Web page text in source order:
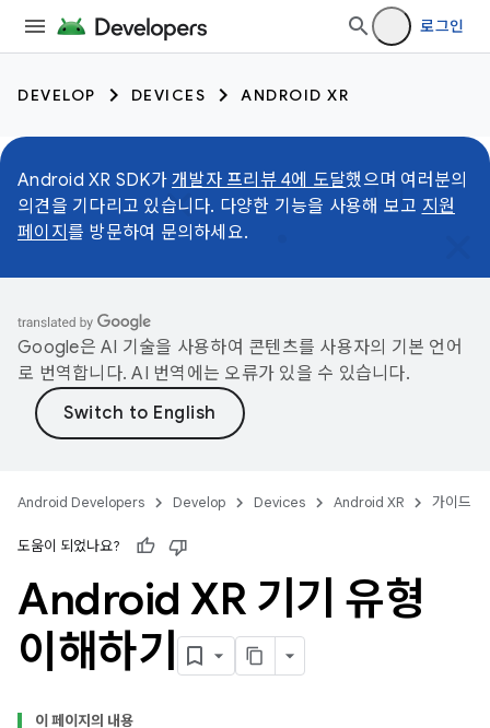
로그인
DEVELOP DEVICES ANDROID XR
Android XR SDK가 개발자 프리뷰 4에 도달했으며 여러분의
의견을 기다리고 있습니다. 다양한 기능을 사용해 보고 지원
페이지 를 방문하여 문의하세요.
Google은 AI 기술을 사용하여 콘텐츠를 사용자의 기본 언어
로 번역합니다. AI 번역에는 오류가 있을 수 있습니다.
Android Developers Develop Devices Android XR 가이드
도움이 되었나요?
Android XR 기기 유형
이해하기
이 페이지의 내용